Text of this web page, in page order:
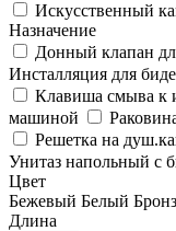
Искусственный
Назначение
Донный клапан
Инсталляция для биде
Клавиша смыва к
машиной
Решетка на
Унитаз напольный с
Цвет
Бежевый Белый
Длина